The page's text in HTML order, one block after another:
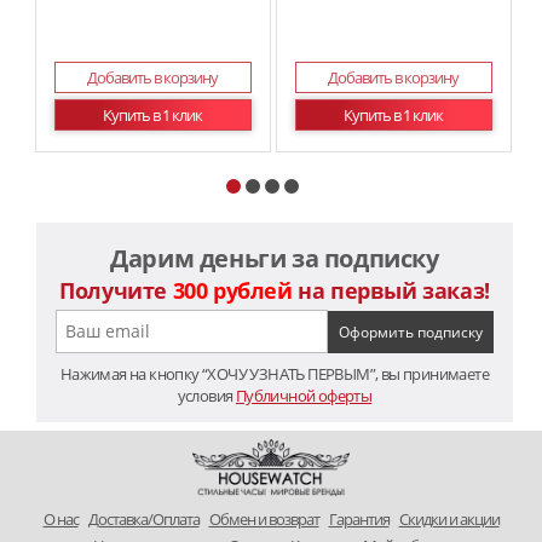
Добавить в корзину
Купить в 1 клик
Добавить в корзину
Купить в 1 клик
Дарим деньги за подписку
Получите 300 рублей на первый заказ!
Нажимая на кнопку “ХОЧУ УЗНАТЬ ПЕРВЫМ”, вы принимаете
условия Публичной оферты
O нас Доставка/Оплата Обмен и возврат Гарантия Скидки и акции